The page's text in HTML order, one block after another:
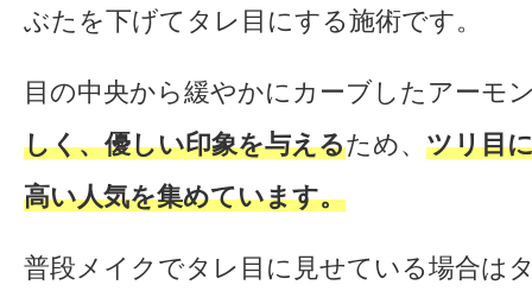
ぶたを下げてタレ目にする施術です。
目の中央から緩やかにカーブしたアーモ
しく、優しい印象を与えるため、 ツリ目
高い人気を集めています。
普段メイクでタレ目に見せている場合は